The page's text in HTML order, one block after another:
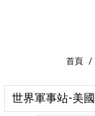
首頁 /
世界軍事站-美國